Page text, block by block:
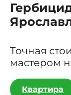
Точная
мастером
Квартира